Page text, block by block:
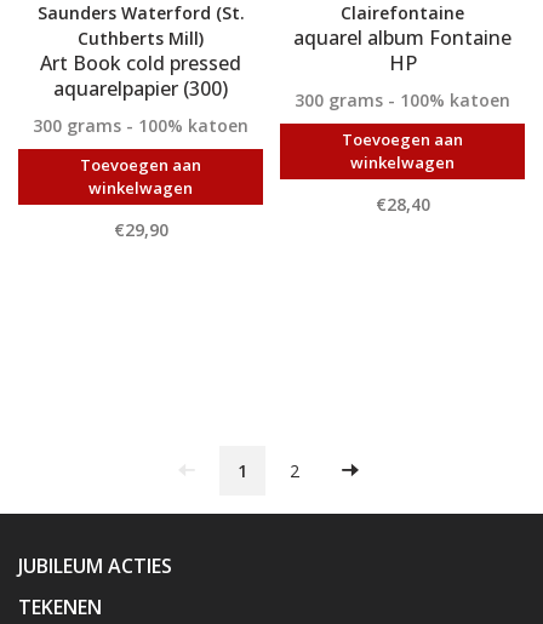
Saunders Waterford (St.
Cuthberts Mill)
Art Book cold pressed
aquarelpapier (300)
300 grams - 100% katoen
Toevoegen aan
winkelwagen
€29,90
Clairefontaine
aquarel album Fontaine
HP
300 grams - 100% katoen
Toevoegen aan
winkelwagen
€28,40
1 2
JUBILEUM ACTIES
TEKENEN